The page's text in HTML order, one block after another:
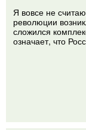
Я вовсе не
революции
сложился
означает, что